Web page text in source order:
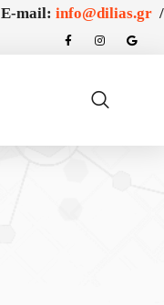
E-mail: info@dilias.gr/